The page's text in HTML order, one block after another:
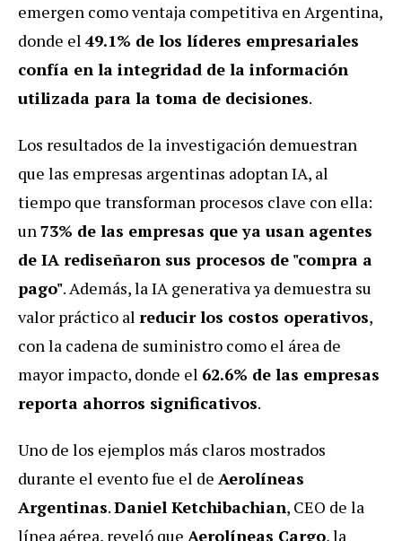
emergen como ventaja competitiva en Argentina,
donde el 49.1% de los líderes empresariales
confía en la integridad de la información
utilizada para la toma de decisiones.
Los resultados de la investigación demuestran
que las empresas argentinas adoptan IA, al
tiempo que transforman procesos clave con ella:
un73% de las empresas que ya usan agentes
de IA rediseñaron sus procesos de "compra a
pago".Además, la IA generativa ya demuestra su
valor práctico al reducir los costos operativos,
con la cadena de suministro como el área de
mayor impacto, donde el 62.6% de las empresas
reporta ahorros significativos.
Uno de los ejemplos más claros mostrados
durante el evento fue el de Aerolíneas
Argentinas.Daniel Ketchibachian, CEO de la
línea aérea, reveló que Aerolíneas Cargo, la